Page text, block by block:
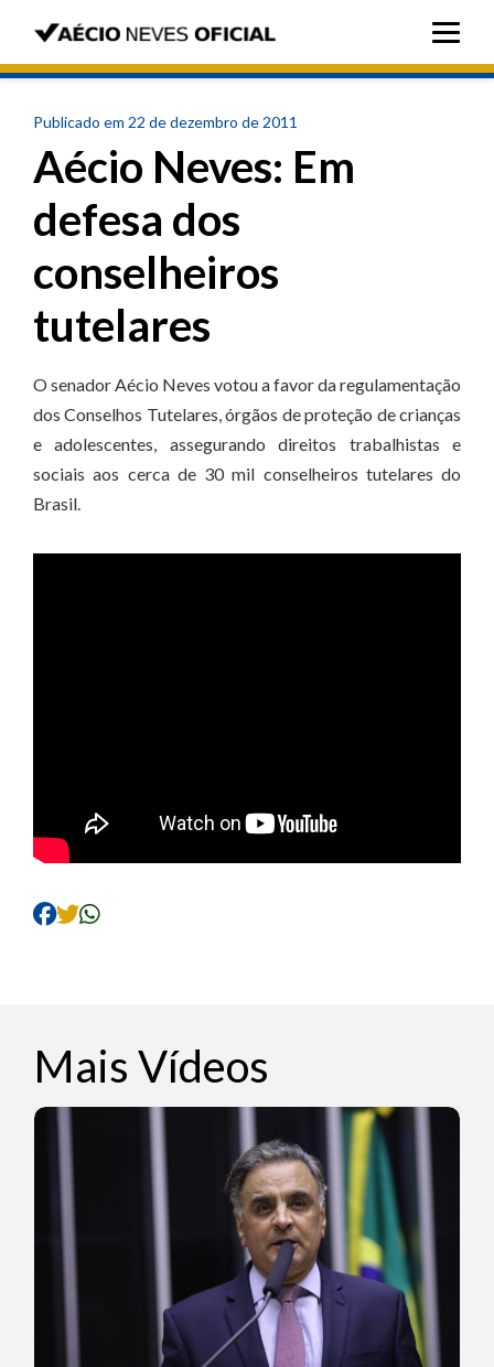
Publicado em 22 de dezembro de 2011
Aécio Neves: Em
defesa dos
conselheiros
tutelares
O senador Aécio Neves votou a favor da regulamentação
dos Conselhos Tutelares, órgãos de proteção de crianças
e adolescentes, assegurando direitos trabalhistas e
sociais aos cerca de 30 mil conselheiros tutelares do
Brasil.
Mais Vídeos